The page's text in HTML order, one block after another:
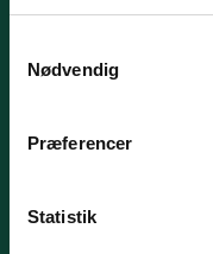
Nødvendig
Præferencer
Statistik
Styrelsen for Grøn